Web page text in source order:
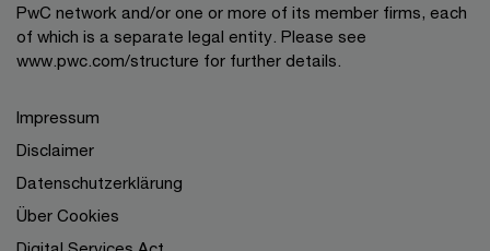
PwC network and/or one or more of its member firms, each
of which is a separate legal entity. Please see
www.pwc.com/structure for further details.
Impressum
Disclaimer
Datenschutzerklärung
Über Cookies